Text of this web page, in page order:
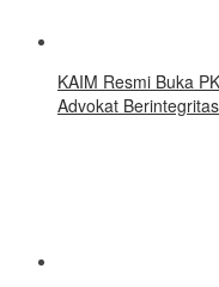
KAIM Resmi Buka
Advokat